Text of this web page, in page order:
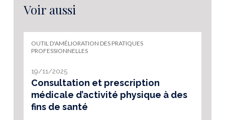
Voir aussi
OUTIL D'AMÉLIORATION DES PRATIQUES
PROFESSIONNELLES
19/11/2025
Consultation et prescription
médicale d’activité physique à des
fins de santé